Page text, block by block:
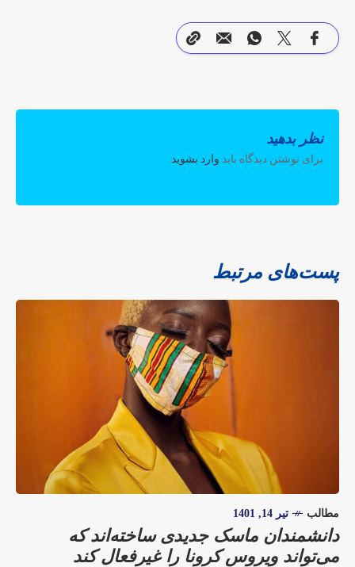
نظر بدهید
برای نوشتن دیدگاه باید وارد بشوید.
پست‌های مرتبط
مطالب تیر 14, 1401
دانشمندان ماسک جدیدی ساخته‌اند که
می‌تواند ویروس کرونا را غیرفعال کند